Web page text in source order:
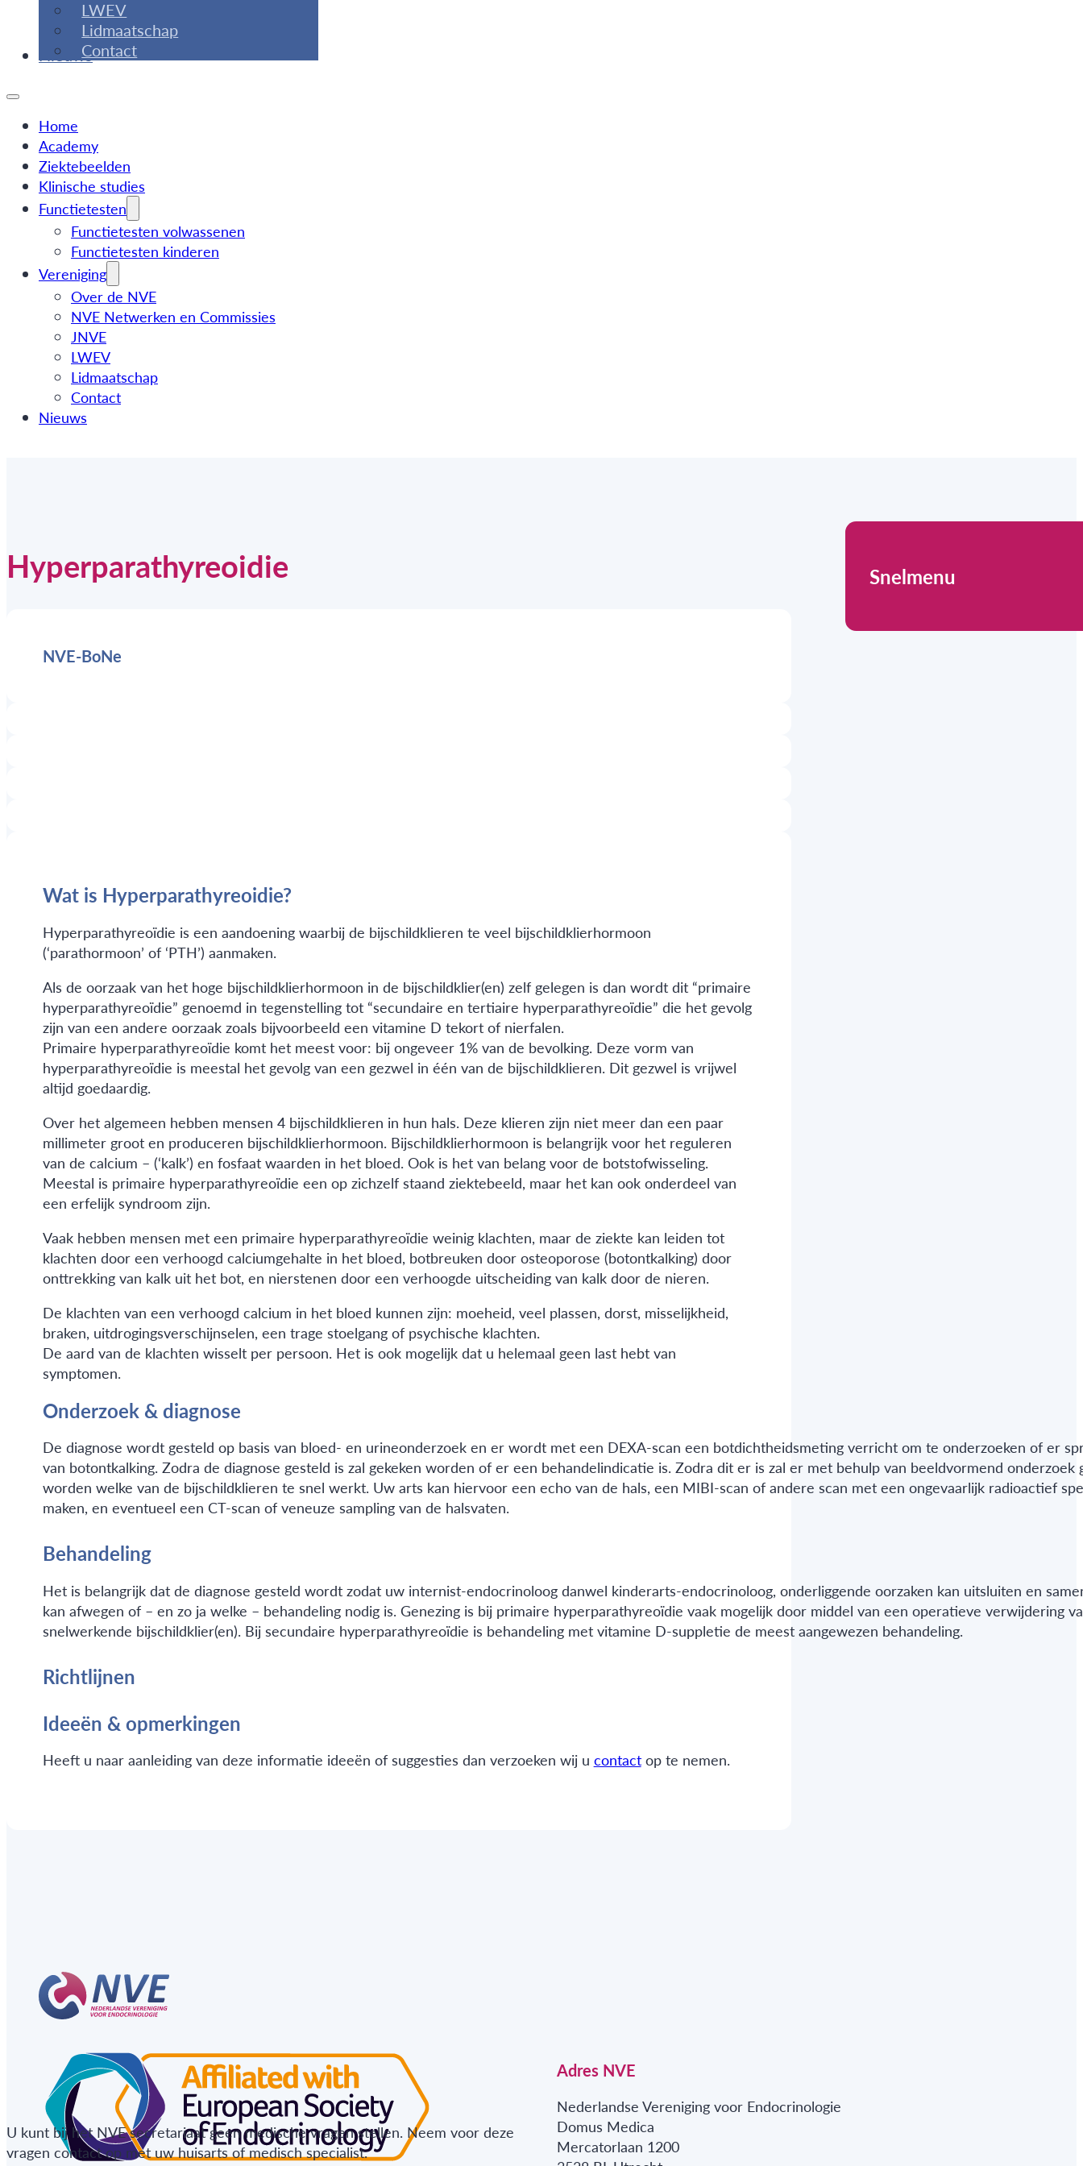
LWEV
Lidmaatschap
Contact
Nieuws
Home
Academy
Ziektebeelden
Klinische studies
Functietesten
Functietesten volwassenen
Functietesten kinderen
Vereniging
Over de NVE
NVE Netwerken en Commissies
JNVE
LWEV
Lidmaatschap
Contact
Nieuws
Hyperparathyreoidie
NVE-BoNe
Wat is Hyperparathyreoidie?
Hyperparathyreoïdie is een aandoening waarbij de bijschildklieren te veel bijschildklierhormoon
(‘parathormoon’ of ‘PTH’) aanmaken.
Als de oorzaak van het hoge bijschildklierhormoon in de bijschildklier(en) zelf gelegen is dan wordt dit “primaire
hyperparathyreoïdie” genoemd in tegenstelling tot “secundaire en tertiaire hyperparathyreoïdie” die het gevolg
zijn van een andere oorzaak zoals bijvoorbeeld een vitamine D tekort of nierfalen.
Primaire hyperparathyreoïdie komt het meest voor: bij ongeveer 1% van de bevolking. Deze vorm van
hyperparathyreoïdie is meestal het gevolg van een gezwel in één van de bijschildklieren. Dit gezwel is vrijwel
altijd goedaardig.
Over het algemeen hebben mensen 4 bijschildklieren in hun hals. Deze klieren zijn niet meer dan een paar
millimeter groot en produceren bijschildklierhormoon. Bijschildklierhormoon is belangrijk voor het reguleren
van de calcium – (‘kalk’) en fosfaat waarden in het bloed. Ook is het van belang voor de botstofwisseling.
Meestal is primaire hyperparathyreoïdie een op zichzelf staand ziektebeeld, maar het kan ook onderdeel van
een erfelijk syndroom zijn.
Vaak hebben mensen met een primaire hyperparathyreoïdie weinig klachten, maar de ziekte kan leiden tot
klachten door een verhoogd calciumgehalte in het bloed, botbreuken door osteoporose (botontkalking) door
onttrekking van kalk uit het bot, en nierstenen door een verhoogde uitscheiding van kalk door de nieren.
De klachten van een verhoogd calcium in het bloed kunnen zijn: moeheid, veel plassen, dorst, misselijkheid,
braken, uitdrogingsverschijnselen, een trage stoelgang of psychische klachten.
De aard van de klachten wisselt per persoon. Het is ook mogelijk dat u helemaal geen last hebt van
symptomen.
Onderzoek & diagnose
De diagnose wordt gesteld op basis van bloed- en urineonderzoek en er wordt met een DEXA-scan een botdichtheidsmeting verricht om te onderzoeken of er
van botontkalking. Zodra de diagnose gesteld is zal gekeken worden of er een behandelindicatie is. Zodra dit er is zal er met behulp van beeldvormend onderzoek
worden welke van de bijschildklieren te snel werkt. Uw arts kan hiervoor een echo van de hals, een MIBI-scan of andere scan met een ongevaarlijk radioactief
maken, en eventueel een CT-scan of veneuze sampling van de halsvaten.
Behandeling
Het is belangrijk dat de diagnose gesteld wordt zodat uw internist-endocrinoloog danwel kinderarts-endocrinoloog, onderliggende oorzaken kan uitsluiten en
kan afwegen of – en zo ja welke – behandeling nodig is. Genezing is bij primaire hyperparathyreoïdie vaak mogelijk door middel van een operatieve verwijdering
snelwerkende bijschildklier(en). Bij secundaire hyperparathyreoïdie is behandeling met vitamine D-suppletie de meest aangewezen behandeling.
Richtlijnen
Ideeën & opmerkingen
Heeft u naar aanleiding van deze informatie ideeën of suggesties dan verzoeken wij u contactop te nemen.
Snelmenu
U kunt bij het NVE secretariaat geen medische vragen stellen. Neem voor deze
vragen contact op met uw huisarts of medisch specialist.
Adres NVE
Nederlandse Vereniging voor Endocrinologie
Domus Medica
Mercatorlaan 1200